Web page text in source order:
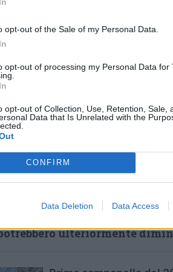
opt-out of the Sale of my Personal Data.
opt-out of processing my Personal Data for
opt-out of Collection, Use, Retention, Sale,
Data that Is Unrelated with the
CONFIRM
Data Deletion Data Access
contagio».
nelle scuole parabiaghesi.
centinaio gli studenti positivi
attesta tra il 5 e il 10%: «E’
la qualità – spiega la
-. Prima delle vacanze
e avevamo chiesto di
ogni scuola ha
maggiore flessibilità. Con il
migliorata ma per
tutte le classi per
con 9 classi in
ulteriormente